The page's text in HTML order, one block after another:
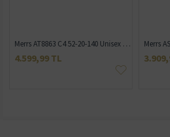
Merrs AT8863 C4 52-20-140 Unisex Güneş Gözlüğü
4.599,99 TL